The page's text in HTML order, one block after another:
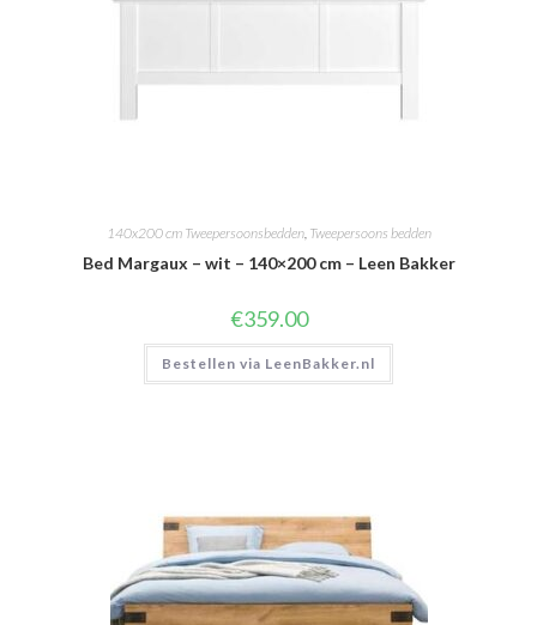
140x200 cm Tweepersoonsbedden, Tweepersoons bedden
Bed Margaux – wit – 140×200 cm – Leen Bakker
€359.00
Bestellen via LeenBakker.nl